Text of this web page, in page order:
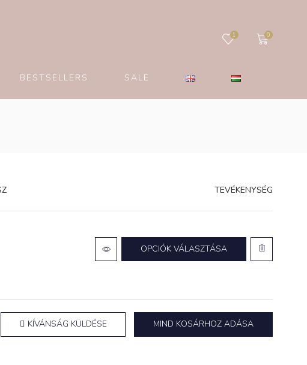
1 0
BESTSELLERS SALE
TEVÉKENYSÉG
OPCIÓK VÁLASZTÁSA
KÍVÁNSÁG KÜLDÉSE MIND KOSÁRHOZ ADÁSA